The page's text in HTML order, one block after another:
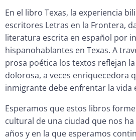
En el libro Texas, la experiencia
escritores Letras en la Frontera,
literatura escrita en español por
hispanohablantes en Texas. A
prosa poética los textos reflejan
dolorosa, a veces enriquecedora
inmigrante debe enfrentar la vida
Esperamos que estos libros
cultural de una ciudad que nos
años y en la que esperamos